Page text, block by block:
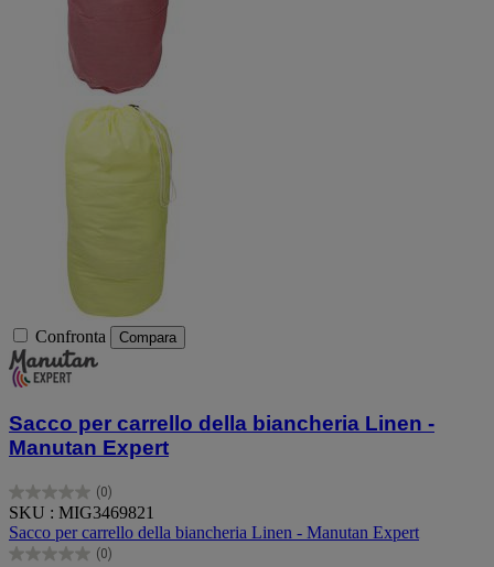
Confronta Compara
Sacco per carrello della biancheria Linen -
Manutan Expert
(0)
0.0
su
5
stelle.
SKU : MIG3469821
Sacco per carrello della biancheria Linen - Manutan Expert
(0)
0.0